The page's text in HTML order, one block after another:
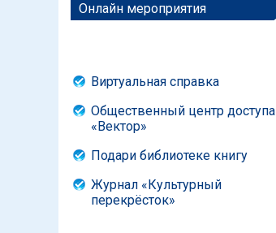
Онлайн мероприятия
Виртуальная справка
Общественный центр доступа
«Вектор»
Подари библиотеке книгу
Журнал «Культурный
перекрёсток»